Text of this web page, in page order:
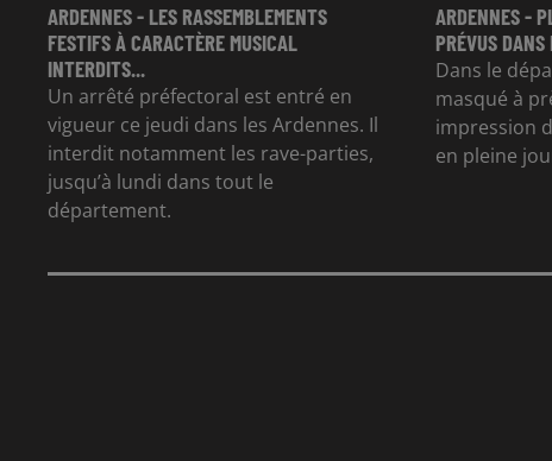
ARDENNES - LES RASSEMBLEMENTS
FESTIFS À CARACTÈRE MUSICAL
INTERDITS...
Un arrêté préfectoral est entré en
vigueur ce jeudi dans les Ardennes. Il
interdit notamment les rave-parties,
jusqu’à lundi dans tout le
département.
ARDENNES -
PRÉVUS
Dans le
masqué à
impression
en pleine